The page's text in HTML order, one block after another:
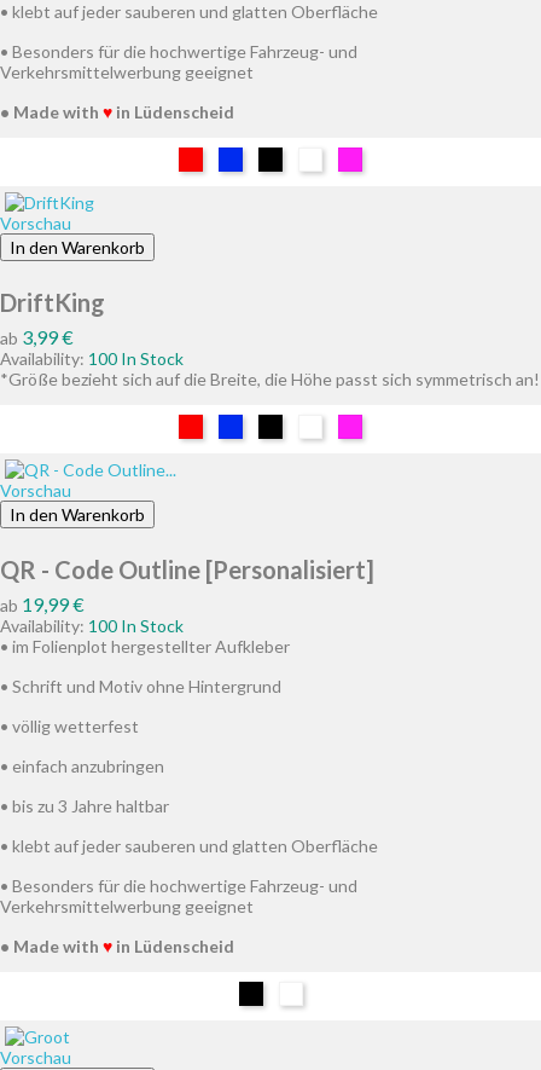
• klebt auf jeder sauberen und glatten Oberfläche
• Besonders für die hochwertige Fahrzeug- und
Verkehrsmittelwerbung geeignet
• Made with ♥ in Lüdenscheid
Vorschau
In den Warenkorb
DriftKing
ab Preis
3,99 €
Availability: 100 In Stock
*Größe bezieht sich auf die Breite, die Höhe passt sich symmetrisch an!
Vorschau
In den Warenkorb
QR - Code Outline [Personalisiert]
ab Preis
19,99 €
Availability: 100 In Stock
• im Folienplot hergestellter Aufkleber
• Schrift und Motiv ohne Hintergrund
• völlig wetterfest
• einfach anzubringen
• bis zu 3 Jahre haltbar
• klebt auf jeder sauberen und glatten Oberfläche
• Besonders für die hochwertige Fahrzeug- und
Verkehrsmittelwerbung geeignet
• Made with ♥ in Lüdenscheid
Vorschau